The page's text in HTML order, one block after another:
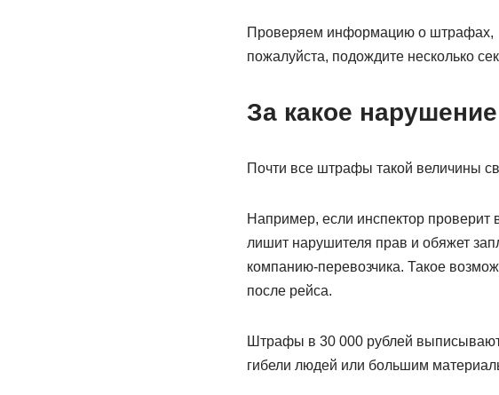
Проверяем информацию о штрафах,
пожалуйста, подождите несколько
За какое
Почти все штрафы такой величины
Например, если инспектор проверит
лишит нарушителя прав и обяжет
компанию-перевозчика. Такое
после рейса.
Штрафы в 30 000 рублей выписывают
гибели людей или большим